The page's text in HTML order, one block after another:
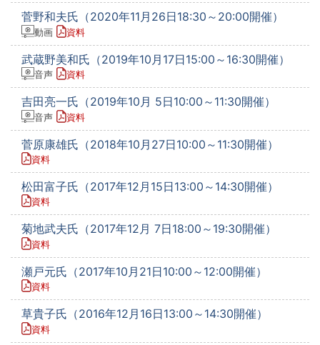
菅野和夫氏（2020年11月26日18:30～20:00開催）
動画 資料
武蔵野美和氏（2019年10月17日15:00～16:30開催）
音声 資料
吉田亮一氏（2019年10月 5日10:00～11:30開催）
音声 資料
菅原康雄氏（2018年10月27日10:00～11:30開催）
資料
松田富子氏（2017年12月15日13:00～14:30開催）
資料
菊地武夫氏（2017年12月 7日18:00～19:30開催）
資料
瀬戸元氏（2017年10月21日10:00～12:00開催）
資料
草貴子氏（2016年12月16日13:00～14:30開催）
資料